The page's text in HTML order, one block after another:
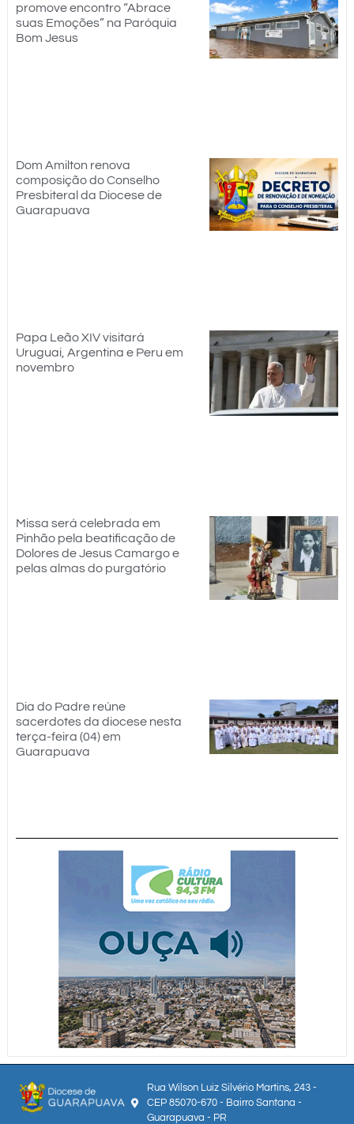
promove encontro “Abrace
suas Emoções” na Paróquia
Bom Jesus
Dom Amilton renova
composição do Conselho
Presbiteral da Diocese de
Guarapuava
Papa Leão XIV visitará
Uruguai, Argentina e Peru em
novembro
Missa será celebrada em
Pinhão pela beatificação de
Dolores de Jesus Camargo e
pelas almas do purgatório
Dia do Padre reúne
sacerdotes da diocese nesta
terça-feira (04) em
Guarapuava
Rua Wilson Luiz Silvério Martins, 243 -
CEP 85070-670 - Bairro Santana -
Guarapuava - PR